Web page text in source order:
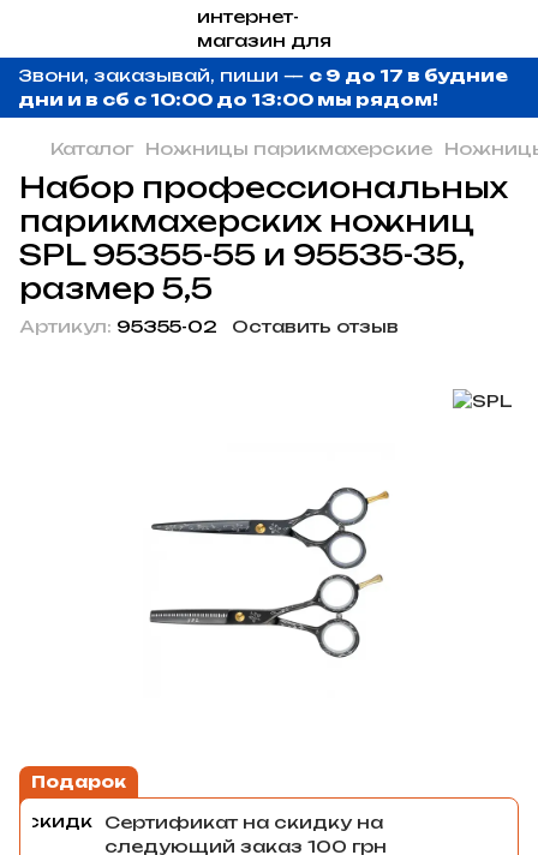
Звони, заказывай, пиши — с 9 до 17 в будние
дни и в сб с 10:00 до 13:00 мы рядом!
Каталог Ножницы парикмахерские
Набор профессиональных
парикмахерских ножниц
SPL 95355-55 и 95535-35,
размер 5,5
Артикул: 95355-02 Оставить отзыв
Подарок
Сертификат на скидку на
следующий заказ 100 грн